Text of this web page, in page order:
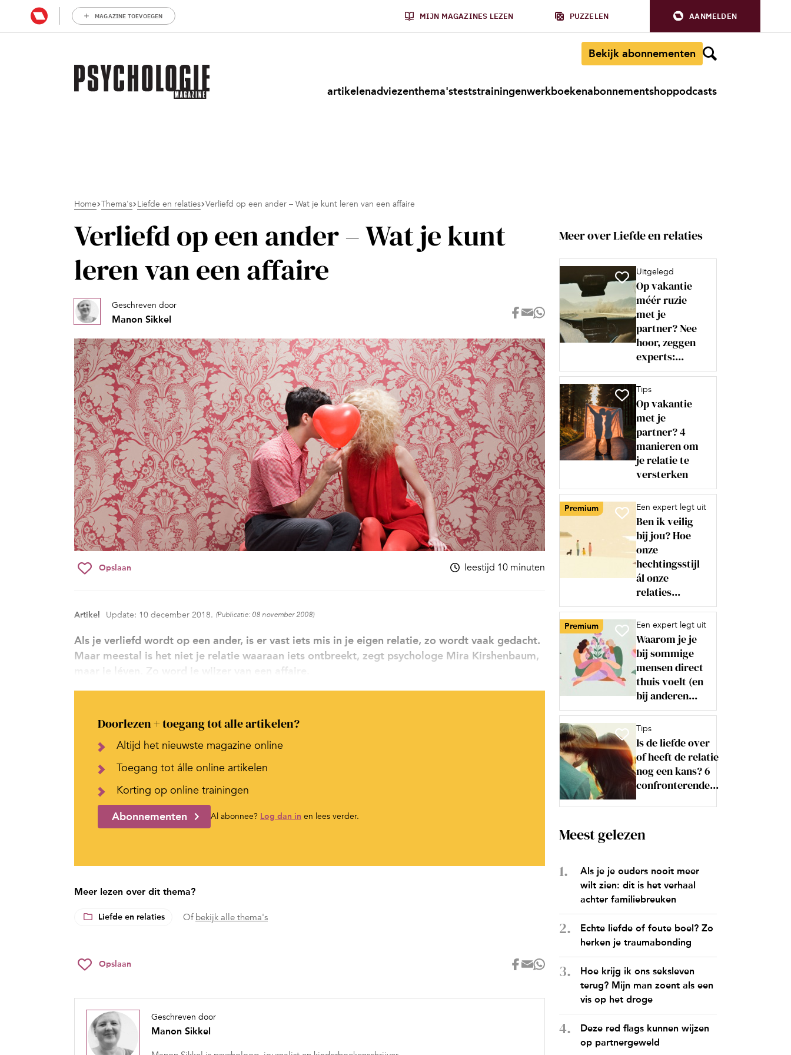
MAGAZINE TOEVOEGEN MIJN MAGAZINES LEZEN PUZZELEN AANMELDEN
Bekijk abonnementen
artikelenadviezenthema'steststrainingenwerkboekenabonnementshoppodcasts
Home Thema's Liefde en relaties Verliefd op een ander – Wat je kunt leren van een affaire
Verliefd op een ander – Wat je kunt
leren van een affaire
Geschreven door
Manon Sikkel
Opslaan leestijd 10 minuten
Artikel Update: 10 december 2018. (Publicatie: 08 november 2008)
Als je verliefd wordt op een ander, is er vast iets mis in je eigen relatie, zo wordt vaak gedacht.
Maar meestal is het niet je relatie waaraan iets ontbreekt, zegt psychologe Mira Kirshenbaum,
maar je léven. Zo word je wijzer van een affaire.
Doorlezen + toegang tot alle artikelen?
Altijd het nieuwste magazine online
Toegang tot álle online artikelen
Korting op online trainingen
Abonnementen Al abonnee? Log dan in en lees verder.
Meer lezen over dit thema?
Liefde en relaties Of bekijk alle thema's
Opslaan
Geschreven door
Manon Sikkel
Meer over Liefde en relaties
Uitgelegd
Op vakantie
méér ruzie
met je
partner? Nee
hoor, zeggen
experts:...
Tips
Op vakantie
met je
partner? 4
manieren om
je relatie te
versterken
Premium Een expert legt uit
Ben ik veilig
bij jou? Hoe
onze
hechtingsstijl
ál onze
relaties...
Premium Een expert legt uit
Waarom je je
bij sommige
mensen direct
thuis voelt (en
bij anderen...
Tips
Is de liefde over
of heeft de relatie
nog een kans? 6
confronterende...
Meest gelezen
Als je je ouders nooit meer
wilt zien: dit is het verhaal
achter familiebreuken
Echte liefde of foute boel? Zo
herken je traumabonding
Hoe krijg ik ons seksleven
terug? Mijn man zoent als een
vis op het droge
Deze red flags kunnen wijzen
op partnergeweld